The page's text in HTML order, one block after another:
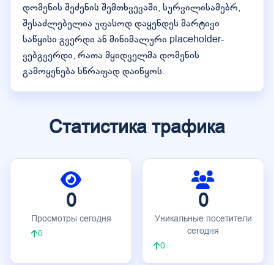
დომენის შეძენის შემთხვევაში, სურვილისამებრ,
შესაძლებელია უფასოდ დაყენდეს მარტივი
საწყისი გვერდი ან მინიმალური placeholder-
ვებგვერდი, რათა მყიდველმა დომენის
გამოყენება სწრაფად დაიწყოს.
Статистика трафика
0
Просмотры сегодня
0
0
Уникальные посетители
сегодня
0